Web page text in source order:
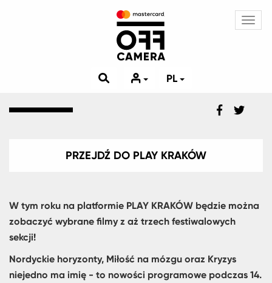
PL
PRZEJDŹ DO PLAY KRAKÓW
W tym roku na platformie PLAY KRAKÓW będzie można
zobaczyć wybrane filmy z aż trzech festiwalowych
sekcji!
Nordyckie horyzonty, Miłość na mózgu oraz Kryzys
niejedno ma imię - to nowości programowe podczas 14.